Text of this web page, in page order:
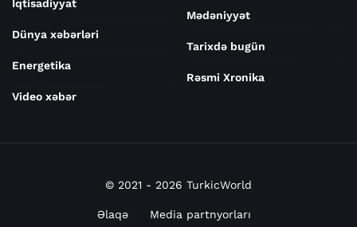
İqtisadiyyat
Dünya xəbərləri
Energetika
Video xəbər
Mədəniyyət
Tarixdə bugün
Rəsmi Xronika
© 2021 - 2026 TurkicWorld
Əlaqə Media partnyorları